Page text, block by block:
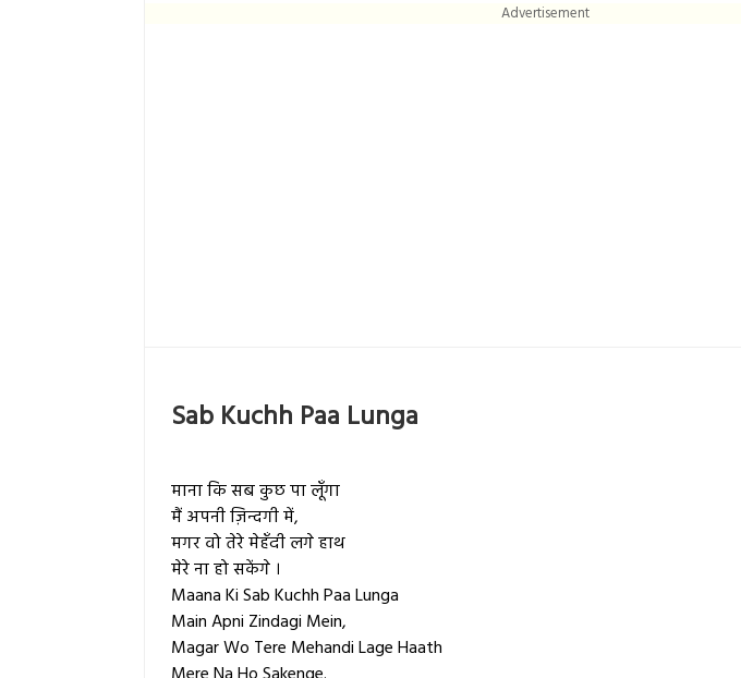
Advertisement
Sab Kuchh Paa Lunga
माना कि सब कुछ पा लूँगा
मैं अपनी ज़िन्दगी में,
मगर वो तेरे मेहँदी लगे हाथ
मेरे ना हो सकेंगे ।
Maana Ki Sab Kuchh Paa Lunga
Main Apni Zindagi Mein,
Magar Wo Tere Mehandi Lage Haath